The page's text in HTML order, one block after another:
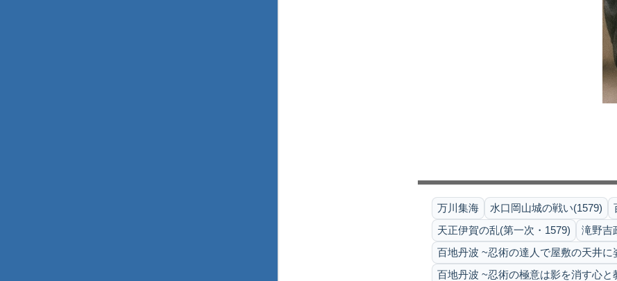
万川集海 水口岡山城の戦い(1579)
天正伊賀の乱(第一次・1579)
滝野吉
百地丹波 ~忍術の達人で屋敷の天井に
百地丹波 ~忍術の極意は影を消す心と